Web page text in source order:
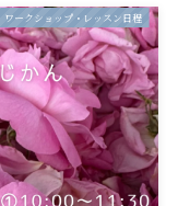
ワークショップ・レッスン日程